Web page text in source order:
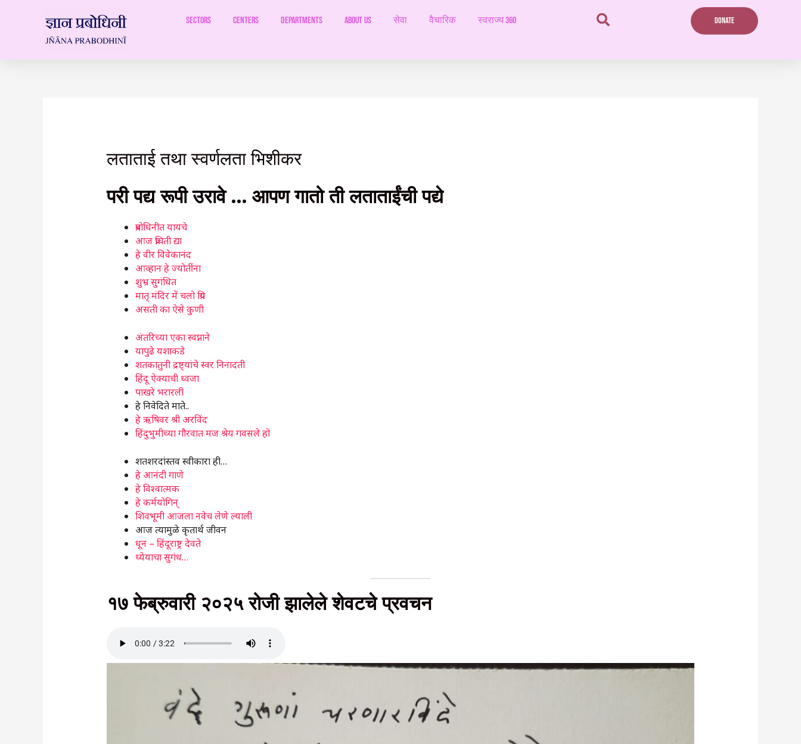
Sectors Centers Departments ABOUT US सेवा वैचारिक स्वराज्य 360 DONATE
लताताई तथा स्वर्णलता भिशीकर
परी पद्य रूपी उरावे … आपण गातो ती लताताईंची पद्ये
प्रबोधिनीत यायचे
आज प्रचिती द्या
हे वीर विवेकानंद
आव्हान हे ज्योतींना
शुभ्र सुगंधित
मातृ मंदिर में चलो प्रिय
असती का ऐसे कुणी
अंतरिच्या एका स्वप्नाने
यापुढे यशाकडे
शतकातुनी द्रष्ट्यांचे स्वर निनादती
हिंदू ऐक्याची ध्वजा
पाखरे भरारली
हे निवेदिते माते..
हे ऋषिवर श्री अरविंद
हिंदुभुमीच्या गौरवात मज श्रेय गवसले हो
शतशरदांस्तव स्वीकारा ही…
हे आनंदी गाणे
हे विश्वात्मक
हे कर्मयोगिन्
शिवभूमी आजला नवेच लेणे ल्याली
आज त्यामुळे कृतार्थ जीवन
धून – हिंदूराष्ट्र देवते
ध्येयाचा सुगंध…
१७ फेब्रुवारी २०२५ रोजी झालेले शेवटचे प्रवचन